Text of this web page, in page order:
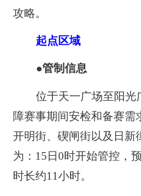
攻略。
起点区域
●管制信息
位于天一广场至阳光
障赛事期间安检和备赛需
开明街、碶闸街以及日新
为：15日0时开始管控，
时长约11小时。